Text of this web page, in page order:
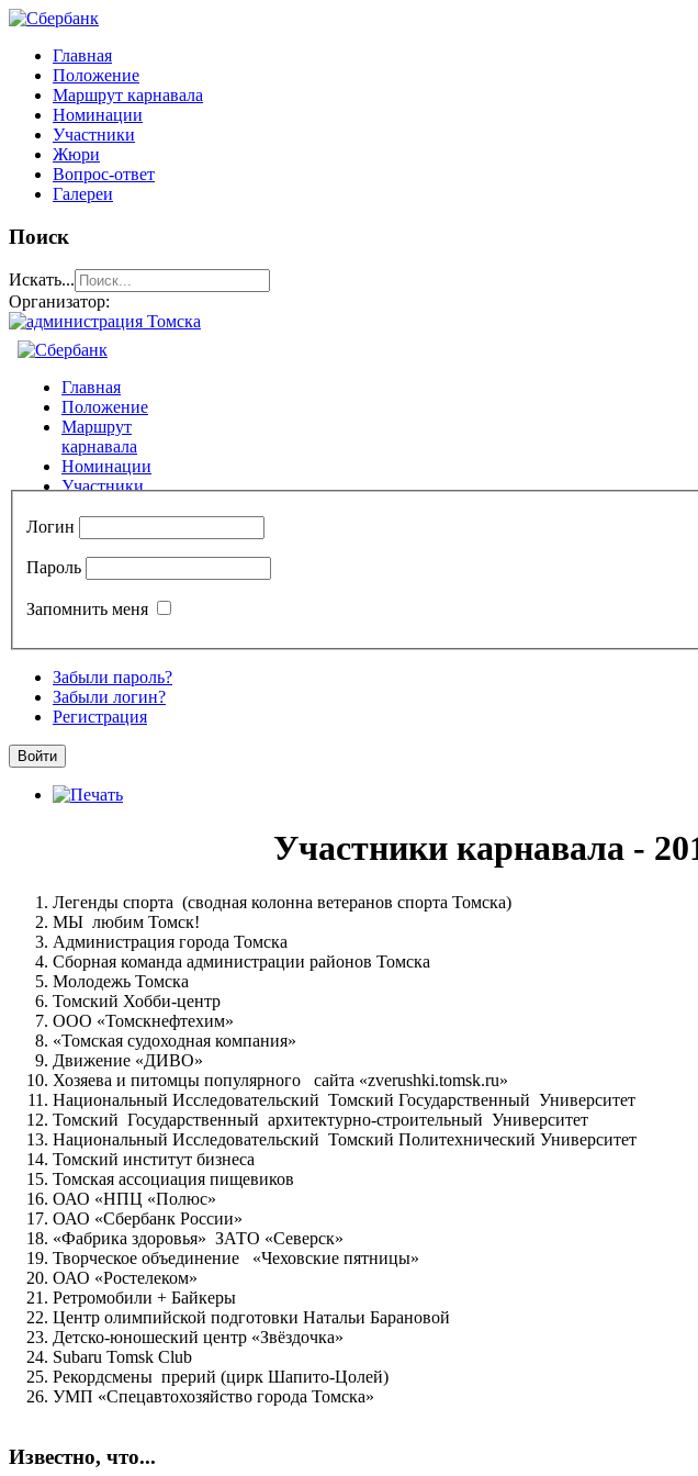
Главная
Положение
Маршрут карнавала
Номинации
Участники
Жюри
Вопрос-ответ
Галереи
Поиск
Искать...
Организатор:
Логин
Пароль
Запомнить меня
Забыли пароль?
Забыли логин?
Регистрация
Участники карнавала -
Легенды спорта (сводная колонна ветеранов спорта Томска)
МЫ любим Томск!
Администрация города Томска
Сборная команда администрации районов Томска
Молодежь Томска
Томский Хобби-центр
ООО «Томскнефтехим»
«Томская судоходная компания»
Движение «ДИВО»
Хозяева и питомцы популярного сайта «zverushki.tomsk.ru»
Национальный Исследовательский Томский Государственный Университет
Томский Государственный архитектурно-строительный Университет
Национальный Исследовательский Томский Политехнический Университет
Томский институт бизнеса
Томская ассоциация пищевиков
ОАО «НПЦ «Полюс»
ОАО «Сбербанк России»
«Фабрика здоровья» ЗАТО «Северск»
Творческое объединение «Чеховские пятницы»
ОАО «Ростелеком»
Ретромобили + Байкеры
Центр олимпийской подготовки Натальи Барановой
Детско-юношеский центр «Звёздочка»
Subaru Tomsk Club
Рекордсмены прерий (цирк Шапито-Цолей)
УМП «Спецавтохозяйство города Томска»
Известно, что...